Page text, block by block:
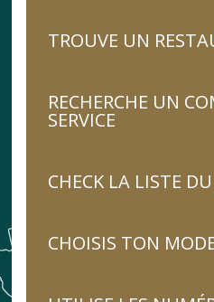
TROUVE UN
RECHERCHE UN
SERVICE
CHECK LA LISTE
CHOISIS TON